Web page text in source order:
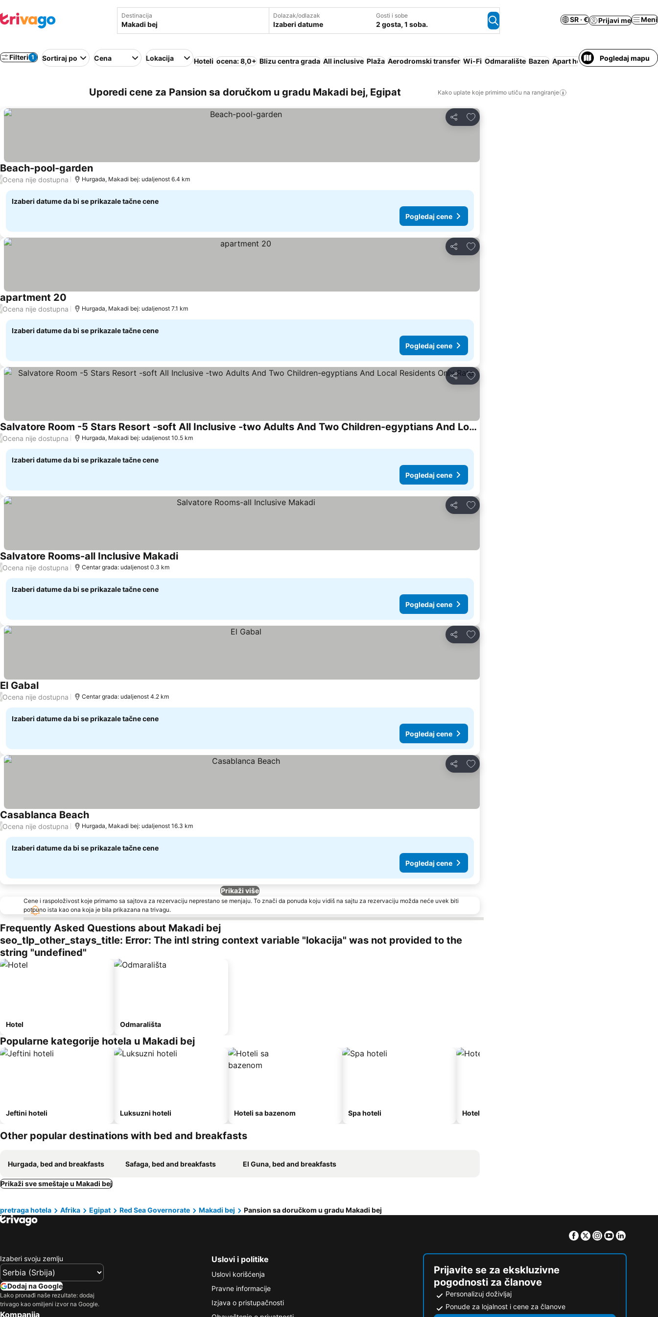
Destinacija Dolazak/odlazak
Izaberi datume
Gosti i sobe
2 gosta, 1 soba.
SR · € Prijavi me Meni
Filteri 1 Sortiraj po Cena Lokacija Hoteli ocena: 8,0+ Blizu centra grada All inclusive Plaža Aerodromski transfer Wi-Fi Odmaralište Bazen Apart hotel Klimatizacija
Pogledaj mapu
Uporedi cene za Pansion sa doručkom u gradu Makadi bej, Egipat Kako uplate koje primimo utiču na rangiranje
Deli
Dodati u favorite
Beach-pool-garden
/Ocena nije dostupna Hurgada, Makadi bej: udaljenost 6.4 km
Izaberi datume da bi se prikazale tačne cene
Pogledaj cene
Deli
Dodati u favorite
apartment 20
/Ocena nije dostupna Hurgada, Makadi bej: udaljenost 7.1 km
Izaberi datume da bi se prikazale tačne cene
Pogledaj cene
Deli
Dodati u favorite
Salvatore Room -5 Stars Resort -soft All Inclusive -two Adults And Two Children-egyptians And Local Residents Only Rate
/Ocena nije dostupna Hurgada, Makadi bej: udaljenost 10.5 km
Izaberi datume da bi se prikazale tačne cene
Pogledaj cene
Deli
Dodati u favorite
Salvatore Rooms-all Inclusive Makadi
/Ocena nije dostupna Centar grada: udaljenost 0.3 km
Izaberi datume da bi se prikazale tačne cene
Pogledaj cene
Deli
Dodati u favorite
El Gabal
/Ocena nije dostupna Centar grada: udaljenost 4.2 km
Izaberi datume da bi se prikazale tačne cene
Pogledaj cene
Deli
Dodati u favorite
Casablanca Beach
/Ocena nije dostupna Hurgada, Makadi bej: udaljenost 16.3 km
Izaberi datume da bi se prikazale tačne cene
Pogledaj cene
Prikaži više
Cene i raspoloživost koje primamo sa sajtova za rezervaciju neprestano se menjaju. To znači da ponuda koju vidiš na sajtu za rezervaciju možda neće uvek biti
potpuno ista kao ona koja je bila prikazana na trivagu.
Frequently Asked Questions about Makadi bej
seo_tlp_other_stays_title: Error: The intl string context variable "lokacija" was not provided to the
string "undefined"
Hotel Odmarališta
Popularne kategorije hotela u Makadi bej
Jeftini hoteli Luksuzni hoteli Hoteli sa bazenom Spa hoteli Hoteli na plaži
Other popular destinations with bed and breakfasts
Hurgada, bed and breakfasts Safaga, bed and breakfasts El Guna, bed and breakfasts
Prikaži sve smeštaje u Makadi bej
pretraga hotela Afrika Egipat Red Sea Governorate Makadi bej Pansion sa doručkom u gradu Makadi bej
Facebook
TwitterInstagram
Youtube
Izaberi svoju zemlju
Dodaj na Google
Lako pronađi naše rezultate: dodaj
trivago kao omiljeni izvor na Google.
Kompanija
Uslovi i politike
Uslovi korišćenja
Pravne informacije
Izjava o pristupačnosti
Prijavite se za ekskluzivne
pogodnosti za članove
Personalizuj doživljaj
Ponude za lojalnost i cene za članove